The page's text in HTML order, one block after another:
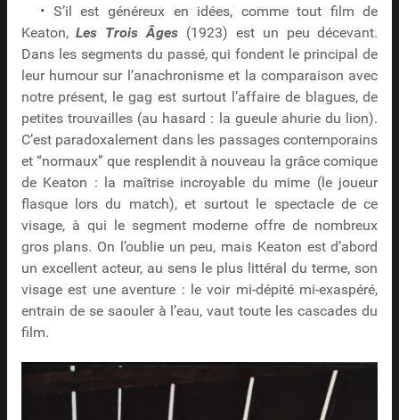
• S’il est généreux en idées, comme tout film de
Keaton,Les Trois Âges (1923) est un peu décevant.
Dans les segments du passé, qui fondent le principal de
leur humour sur l’anachronisme et la comparaison avec
notre présent, le gag est surtout l’affaire de blagues, de
petites trouvailles (au hasard : la gueule ahurie du lion).
C’est paradoxalement dans les passages contemporains
et “normaux” que resplendit à nouveau la grâce comique
de Keaton : la maîtrise incroyable du mime (le joueur
flasque lors du match), et surtout le spectacle de ce
visage, à qui le segment moderne offre de nombreux
gros plans. On l’oublie un peu, mais Keaton est d’abord
un excellent acteur, au sens le plus littéral du terme, son
visage est une aventure : le voir mi-dépité mi-exaspéré,
entrain de se saouler à l’eau, vaut toute les cascades du
film.